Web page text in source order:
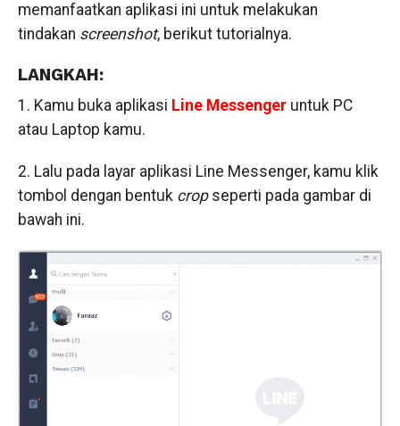
memanfaatkan aplikasi ini untuk melakukan
tindakan screenshot, berikut tutorialnya.
LANGKAH:
1. Kamu buka aplikasi Line Messengeruntuk PC
atau Laptop kamu.
2. Lalu pada layar aplikasi Line Messenger, kamu klik
tombol dengan bentuk crop seperti pada gambar di
bawah ini.